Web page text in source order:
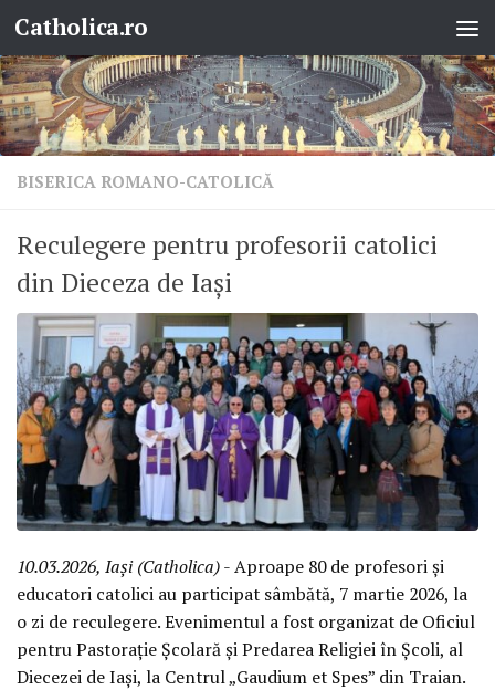
Skip to content
Catholica.ro
BISERICA ROMANO-CATOLICĂ
Reculegere pentru profesorii catolici
din Dieceza de Iași
10.03.2026, Iași (Catholica)- Aproape 80 de profesori și
educatori catolici au participat sâmbătă, 7 martie 2026, la
o zi de reculegere. Evenimentul a fost organizat de Oficiul
pentru Pastorație Școlară și Predarea Religiei în Școli, al
Diecezei de Iași, la Centrul „Gaudium et Spes” din Traian.